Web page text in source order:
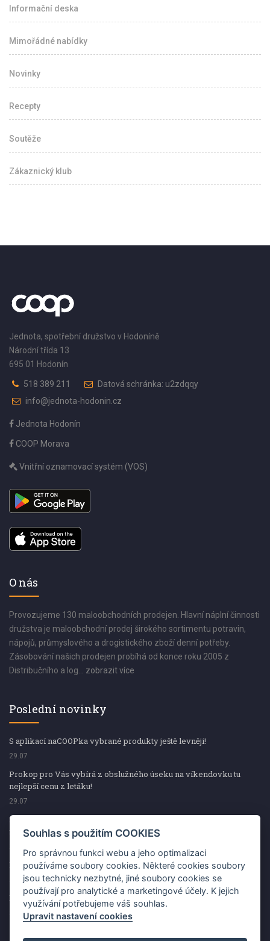
Informační deska
Mimořádné nabídky
Novinky
Recepty
Soutěže
Zákaznický klub
Jednota, spotřební družstvo v Hodoníně
Národní třída 13
695 01 Hodonín
518 389 211
Datová schránka: u2zdqqy
info@jednota-hodonin.cz
Jednota Hodonín
COOP Morava
Vnitřní oznamovací systém (VOS)
O nás
Provozujeme 130 maloobchodních prodejen. Hlavní náplní činnosti
družstva je maloobchodní prodej širokého sortimentu potravin,
nápojů, průmyslového a drogistického zboží denní potřeby.
Zásobování našich prodejen probíhá od konce roku 2005 z
Distribučního a log... zobrazit více
Poslední novinky
S aplikací naCOOPka vybrané produkty ještě levněji!
29.07
Prokop pro Vás vybírá z obslužného úseku na víkendovku tu
nejlepší cenu z letáku!
29.07
Prokop pro Vás vybírá z obslužného úseku na víkendovku tu
nejlepší cenu z letáku!
Kup špekáčky od Váhaly a vyhraj s naCOOPkou sekerku Fiskars
29.07
Prokop pro Vás vybírá na víkendovku ty nejlepší ceny z letáku!
29.07
Souhlas s použitím COOKIES
Pro správnou funkci webu a jeho optimalizaci
používáme soubory cookies. Některé cookies soubory
jsou technicky nezbytné, jiné soubory cookies se
používají pro analytické a marketingové účely. K jejich
využívání potřebujeme váš souhlas.
Upravit nastavení cookies